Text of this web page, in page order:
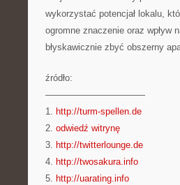
wykorzystać potencjał lokalu,
ogromne znaczenie oraz wpływ
błyskawicznie zbyć obszerny
źródło:
———————————
1. http://turm-spellen.de
2. odwiedź witrynę
3. http://twitterlounge.de
4. http://twosakura.info
5. http://uarating.info